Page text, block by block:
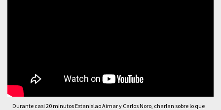
Durante casi 20 minutos Estanislao Aimar y Carlos Noro, charlan sobre lo que